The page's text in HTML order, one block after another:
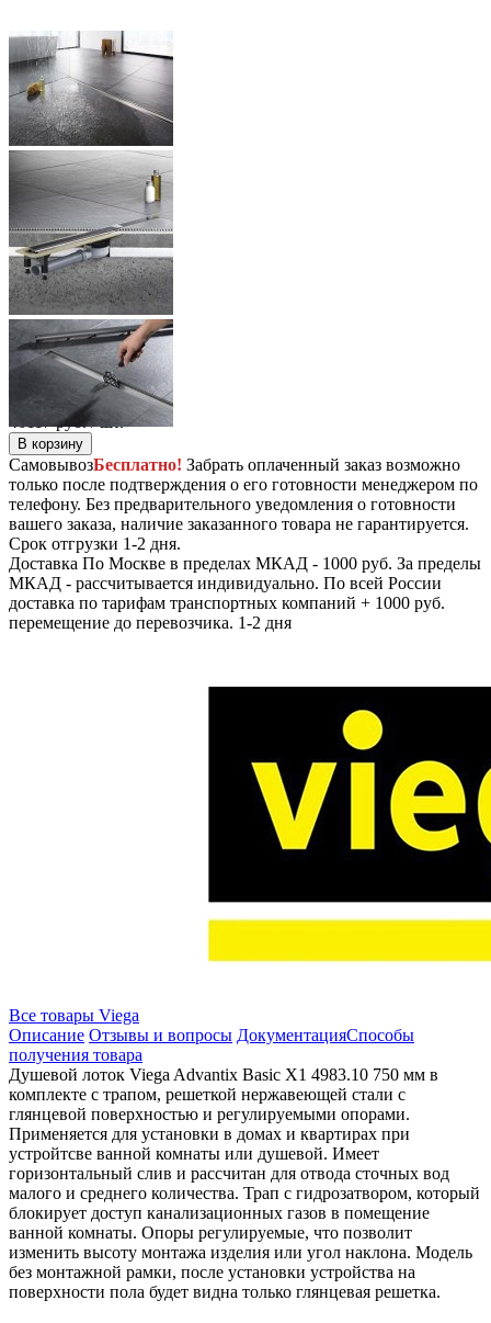
46117 руб. / шт.
В корзину
СамовывозБесплатно! Забрать оплаченный заказ возможно
только после подтверждения о его готовности менеджером по
телефону. Без предварительного уведомления о готовности
вашего заказа, наличие заказанного товара не гарантируется.
Срок отгрузки 1-2 дня.
Доставка По Москве в пределах МКАД - 1000 руб. За пределы
МКАД - рассчитывается индивидуально. По всей России
доставка по тарифам транспортных компаний + 1000 руб.
перемещение до перевозчика. 1-2 дня
Все товары Viega
Описание Отзывы и вопросы ДокументацияСпособы
получения товара
Душевой лоток Viega Advantix Basic X1 4983.10 750 мм в
комплекте с трапом, решеткой нержавеющей стали с
глянцевой поверхностью и регулируемыми опорами.
Применяется для установки в домах и квартирах при
устройтсве ванной комнаты или душевой. Имеет
горизонтальный слив и рассчитан для отвода сточных вод
малого и среднего количества. Трап с гидрозатвором, который
блокирует доступ канализационных газов в помещение
ванной комнаты. Опоры регулируемые, что позволит
изменить высоту монтажа изделия или угол наклона. Модель
без монтажной рамки, после установки устройства на
поверхности пола будет видна только глянцевая решетка.